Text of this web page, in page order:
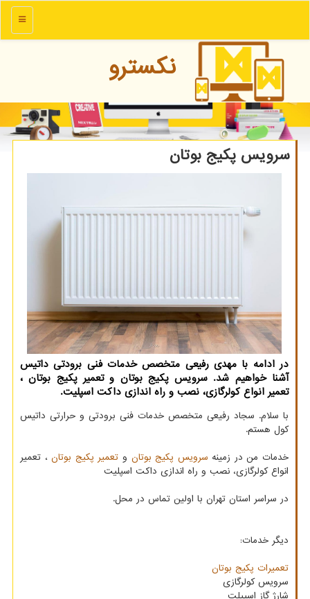
منو
نكسترو
سرویس پكیج بوتان
در ادامه با مهدی رفیعی متخصص خدمات فنی برودتی داتیس
آشنا خواهیم شد. سرویس پكیج بوتان و تعمیر پكیج بوتان ،
تعمیر انواع كولرگازی، نصب و راه اندازی داكت اسپلیت.
با سلام. سجاد رفیعی متخصص خدمات فنی برودتی و حرارتی داتیس
کول هستم.
خدمات من در زمینه سرویس پکیج بوتان و تعمیر پکیج بوتان، تعمیر
انواع کولرگازی، نصب و راه اندازی داکت اسپلیت
در سراسر استان تهران با اولین تماس در محل.
دیگر خدمات:
تعمیرات پکیج بوتان
سرویس کولرگازی
شارژ گاز اسپیلت